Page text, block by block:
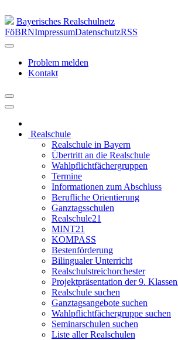
Bayerisches Realschulnetz
FöBRNImpressumDatenschutzRSS
Problem melden
Kontakt
Realschule
Realschule in Bayern
Übertritt an die Realschule
Wahlpflichtfächergruppen
Termine
Informationen zum Abschluss
Berufliche Orientierung
Ganztagsschulen
Realschule21
MINT21
KOMPASS
Bestenförderung
Bilingualer Unterricht
Realschulstreichorchester
Projektpräsentation der 9.
Realschule suchen
Ganztagsangebote suchen
Wahlpflichtfächergruppe suchen
Seminarschulen suchen
Liste aller Realschulen